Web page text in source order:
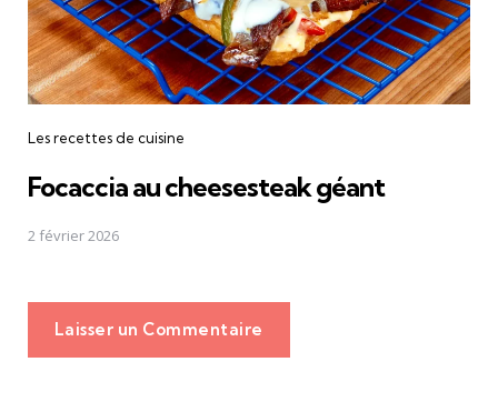
Les recettes de cuisine
Focaccia au cheesesteak géant
2 février 2026
Laisser un Commentaire